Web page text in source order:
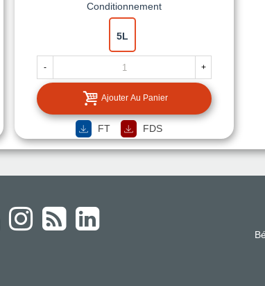
Conditionnement
5L
- +
Ajouter Au Panier
FT FDS